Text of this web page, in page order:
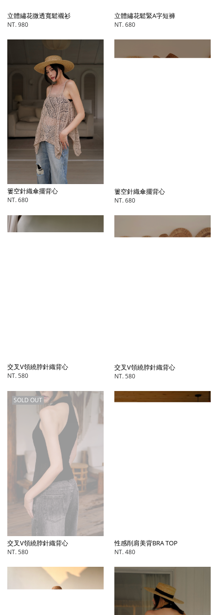
立體繡花微透寬鬆襯衫
NT. 980
立體繡花鬆緊A字短褲
NT. 680
簍空針織傘擺背心
NT. 680
簍空針織傘擺背心
NT. 680
交叉V領繞脖針織背心
NT. 580
交叉V領繞脖針織背心
NT. 580
SOLD OUT
交叉V領繞脖針織背心
NT. 580
性感削肩美背BRA TOP
NT. 480